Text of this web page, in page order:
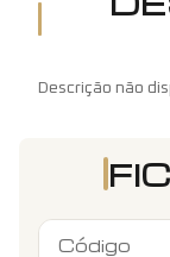
Descrição não
Código